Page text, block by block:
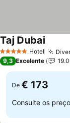
5 Estrelas Hotel
Taj Dubai
9,3 Excelente
De € 173
Consulte os